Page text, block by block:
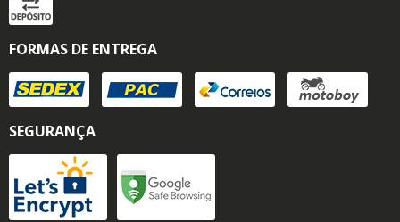
FORMAS DE ENTREGA
SEGURANÇA